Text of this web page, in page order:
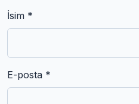
İsim *
E-posta *